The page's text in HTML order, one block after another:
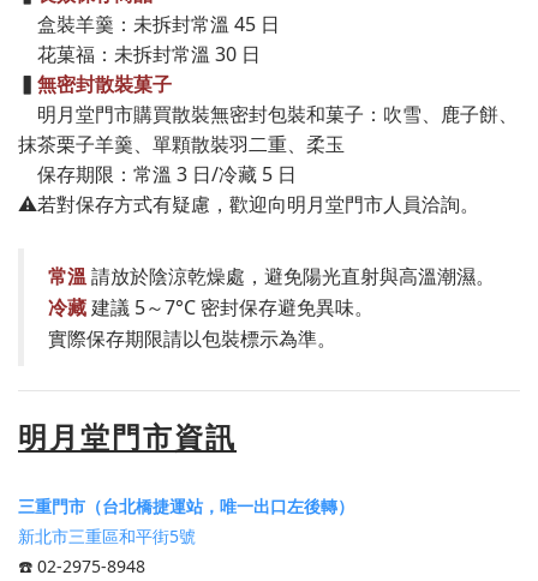
盒裝羊羹：未拆封常溫 45 日
花菓福：未拆封常溫 30 日
▍ 無密封散裝菓子
明月堂門市購買散裝無密封包裝和菓子：吹雪、鹿子餅、
抹茶栗子羊羹、單顆散裝羽二重、柔玉
保存期限：常溫 3 日/冷藏 5 日
⚠️若對保存方式有疑慮，歡迎向明月堂門市人員洽詢。
常溫請放於陰涼乾燥處，避免陽光直射與高溫潮濕。
冷藏建議 5～7°C 密封保存避免異味。
實際保存期限請以包裝標示為準。
明月堂門市資訊
三重門市（台北橋捷運站，唯一出口左後轉）
新北市三重區和平街5號
☎️ 02-2975-8948